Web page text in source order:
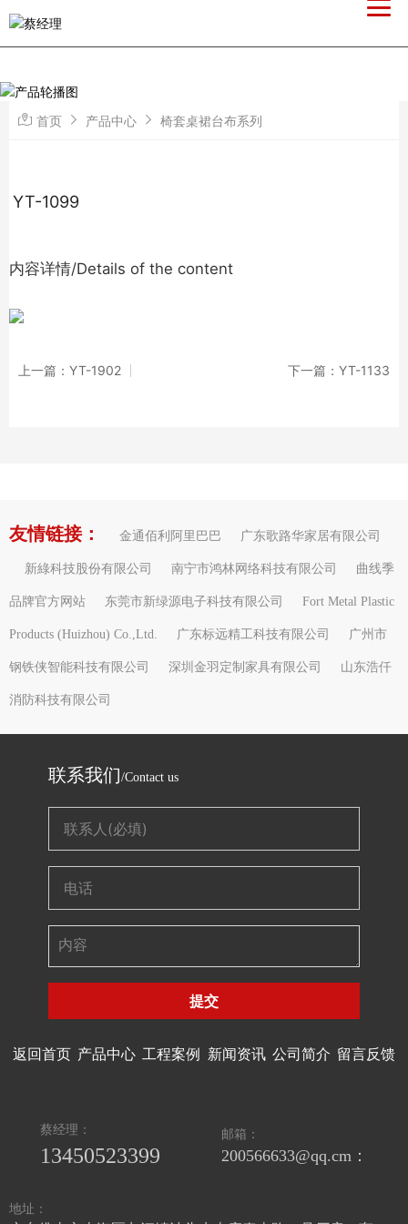
首页 产品中心 椅套桌裙台布系列
YT-1099
内容详情/Details of the content
上一篇：YT-1902 下一篇：YT-1133
友情链接： 金通佰利阿里巴巴 广东歌路华家居有限公司
新綠科技股份有限公司 南宁市鸿林网络科技有限公司 曲线季
品牌官方网站 东莞市新绿源电子科技有限公司 Fort Metal Plastic
Products (Huizhou) Co.,Ltd. 广东标远精工科技有限公司 广州市
钢铁侠智能科技有限公司 深圳金羽定制家具有限公司 山东浩仟
消防科技有限公司
联系我们/Contact us
提交
返回首页 产品中心 工程案例 新闻资讯 公司简介 留言反馈
蔡经理：
13450523399
邮箱：
200566633@qq.cm：
地址：